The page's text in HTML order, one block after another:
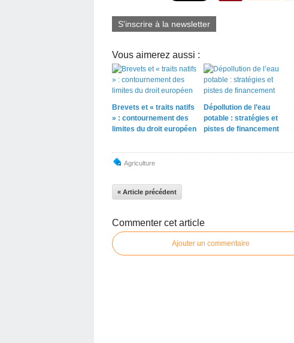
S'inscrire à la newsletter
Vous aimerez aussi :
Brevets et « traits natifs
» : contournement des
limites du droit européen
Dépollution de l’eau
potable : stratégies et
pistes de financement
Agriculture
« Article précédent
Commenter cet article
Ajouter un commentaire